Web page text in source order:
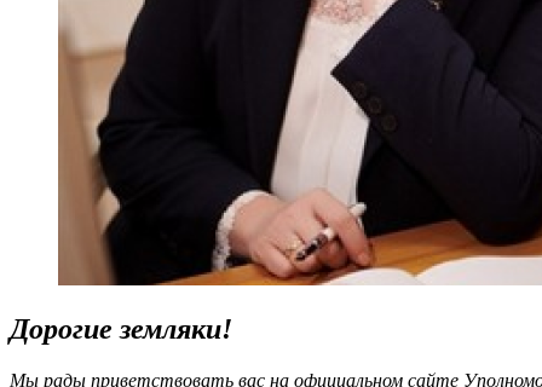
Дорогие земляки!
Мы рады приветствовать вас на официальном сайте